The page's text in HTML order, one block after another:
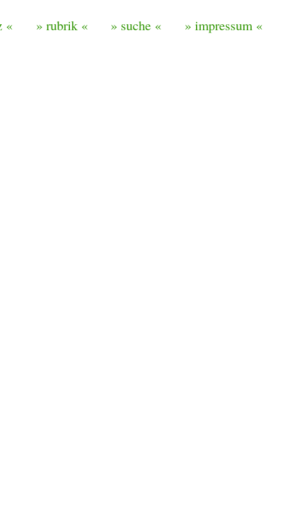
« » rubrik « » suche « » impressum «